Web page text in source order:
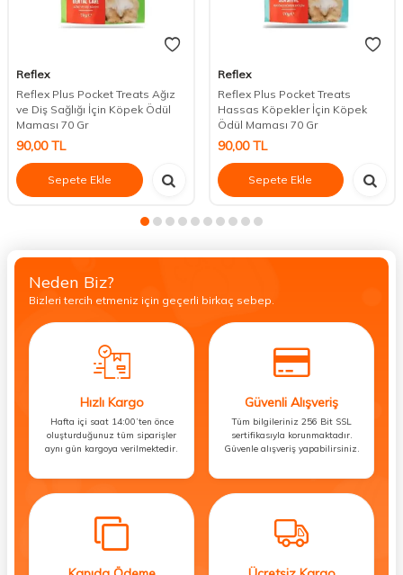
Reflex
Reflex Plus Pocket Treats Ağız
ve Diş Sağlığı İçin Köpek Ödül
Maması 70 Gr
90,00TL
Sepete Ekle
Reflex
Reflex Plus Pocket Treats
Hassas Köpekler İçin Köpek
Ödül Maması 70 Gr
90,00TL
Sepete Ekle
Neden Biz?
Bizleri tercih etmeniz için geçerli birkaç sebep.
Hızlı Kargo
Hafta içi saat 14:00’ten önce
oluşturduğunuz tüm siparişler
aynı gün kargoya verilmektedir.
Güvenli Alışveriş
Tüm bilgileriniz 256 Bit SSL
sertifikasıyla korunmaktadır.
Güvenle alışveriş yapabilirsiniz.